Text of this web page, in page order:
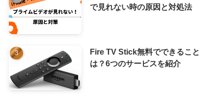
で見れない時の原因と対処法
Fire TV Stick無料でできること
は？6つのサービスを紹介